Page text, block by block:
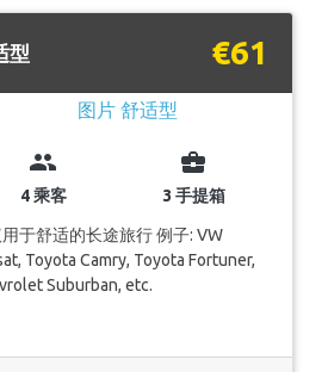
型 €61
group
4 乘客
business_center
3 手提箱
于舒适的长途旅行 例子: VW
Toyota Camry, Toyota Fortuner,
Suburban, etc.